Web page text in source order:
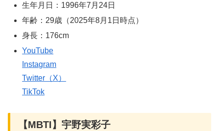
生年月日：1996年7月24日
年齢：29歳（2025年8月1日時点）
身長：176cm
YouTube
Instagram
Twitter（X）
TikTok
【MBTI】宇野実彩子